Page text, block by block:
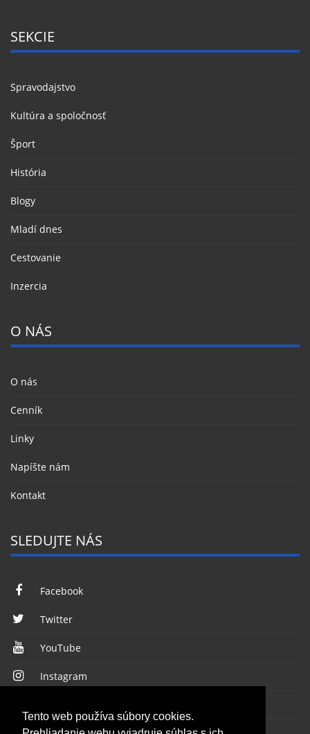
Tento web používa súbory cookies.
SEKCIE
Spravodajstvo
Kultúra a spoločnosť
Šport
História
Blogy
Mladí dnes
Cestovanie
Inzercia
O NÁS
O nás
Cenník
Linky
Napíšte nám
Kontakt
SLEDUJTE NÁS
Facebook
Twitter
YouTube
Instagram